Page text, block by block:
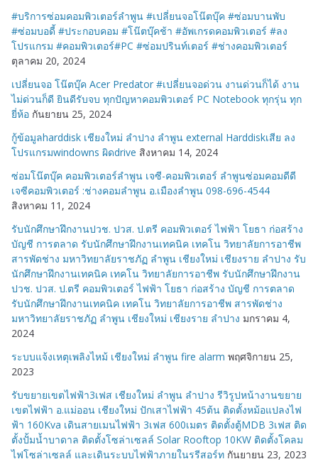
#บริการซ่อมคอมพิวเตอร์ลำพูน #เปลี่ยนจอโน๊ตบุ๊ค #ซ่อมบานพับ
#ซ่อมบอดี้ #ประกอบคอม #โน๊ตบุ๊คช้า #อัพเกรดคอมพิวเตอร์ #ลง
โปรแกรม #คอมพิวเตอร์#PC #ซ่อมปรินท์เตอร์ #ช่างคอมพิวเตอร์
ตุลาคม 20, 2024
เปลี่ยนจอ โน๊ตบุ๊ค Acer Predator #เปลี่ยนจอด่วน งานด่วนก็ได้ งาน
ไม่ด่วนก็ดี ยินดีรับจบ ทุกปัญหาคอมพิวเตอร์ PC Notebook ทุกรุ่น ทุก
ยี่ห้อ กันยายน 25, 2024
กู้ข้อมูลharddisk เชียงใหม่ ลำปาง ลำพูน external Harddiskเสีย ลง
โปรแกรมwindowns ผิดdrive สิงหาคม 14, 2024
ซ่อมโน๊ตบุ๊ค คอมพิวเตอร์ลำพูน เจซี-คอมพิวเตอร์ ลำพูนซ่อมคอมดีดี
เจซีคอมพิวเตอร์ :ช่างคอมลำพูน อ.เมืองลำพูน 098-696-4544
สิงหาคม 11, 2024
รับนักศึกษาฝึกงานปวช. ปวส. ป.ตรี คอมพิวเตอร์ ไฟฟ้า โยธา ก่อสร้าง
บัญชี การตลาด รับนักศึกษาฝึกงานเทคนิค เทคโน วิทยาลัยการอาชีพ
สารพัดช่าง มหาวิทยาลัยราชภัฏ ลำพูน เชียงใหม่ เชียงราย ลำปาง รับ
นักศึกษาฝึกงานเทคนิค เทคโน วิทยาลัยการอาชีพ รับนักศึกษาฝึกงาน
ปวช. ปวส. ป.ตรี คอมพิวเตอร์ ไฟฟ้า โยธา ก่อสร้าง บัญชี การตลาด
รับนักศึกษาฝึกงานเทคนิค เทคโน วิทยาลัยการอาชีพ สารพัดช่าง
มหาวิทยาลัยราชภัฏ ลำพูน เชียงใหม่ เชียงราย ลำปาง มกราคม 4,
2024
ระบบแจ้งเหตุเพลิงไหม้ เชียงใหม่ ลำพูน fire alarm พฤศจิกายน 25,
2023
รับขยายเขตไฟฟ้า3เฟส เชียงใหม่ ลำพูน ลำปาง รีวิรูปหน้างานขยาย
เขตไฟฟ้า อ.แม่ออน เชียงใหม่ ปักเสาไฟฟ้า 45ต้น ติดตั้งหม้อแปลงไฟ
ฟ้า 160Kva เดินสายเมนไฟฟ้า 3เฟส 600เมตร ติดตั้งตู้MDB 3เฟส ติด
ตั้งปั้มน้ำบาดาล ติดตั้งโซล่าเซลล์ Solar Rooftop 10KW ติดตั้งโคลม
ไฟโซล่าเซลล์ และเดินระบบไฟฟ้าภายในรรีสอร์ท กันยายน 23, 2023